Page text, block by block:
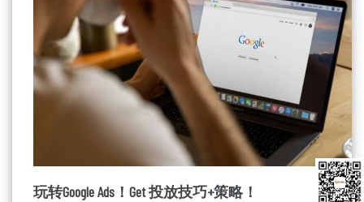
玩转Google Ads！Get 投放技巧+策略！